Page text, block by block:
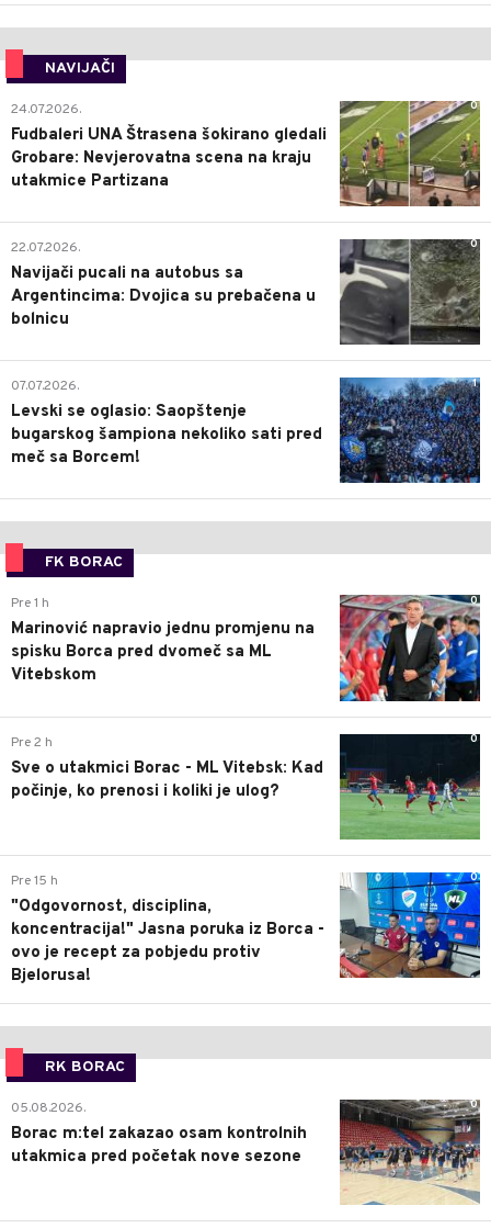
NAVIJAČI
0
24.07.2026.
Fudbaleri UNA Štrasena šokirano gledali
Grobare: Nevjerovatna scena na kraju
utakmice Partizana
0
22.07.2026.
Navijači pucali na autobus sa
Argentincima: Dvojica su prebačena u
bolnicu
1
07.07.2026.
Levski se oglasio: Saopštenje
bugarskog šampiona nekoliko sati pred
meč sa Borcem!
FK BORAC
0
Pre 1 h
Marinović napravio jednu promjenu na
spisku Borca pred dvomeč sa ML
Vitebskom
0
Pre 2 h
Sve o utakmici Borac - ML Vitebsk: Kad
počinje, ko prenosi i koliki je ulog?
0
Pre 15 h
"Odgovornost, disciplina,
koncentracija!" Jasna poruka iz Borca -
ovo je recept za pobjedu protiv
Bjelorusa!
RK BORAC
0
05.08.2026.
Borac m:tel zakazao osam kontrolnih
utakmica pred početak nove sezone